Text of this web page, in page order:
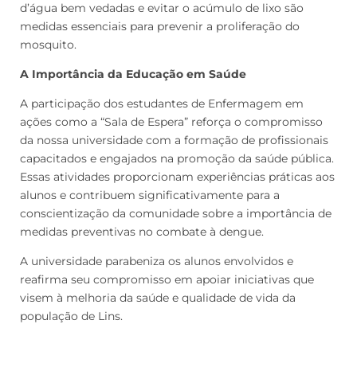
d’água bem vedadas e evitar o acúmulo de lixo são
medidas essenciais para prevenir a proliferação do
mosquito.
A Importância da Educação em Saúde
A participação dos estudantes de Enfermagem em
ações como a “Sala de Espera” reforça o compromisso
da nossa universidade com a formação de profissionais
capacitados e engajados na promoção da saúde pública.
Essas atividades proporcionam experiências práticas aos
alunos e contribuem significativamente para a
conscientização da comunidade sobre a importância de
medidas preventivas no combate à dengue.
A universidade parabeniza os alunos envolvidos e
reafirma seu compromisso em apoiar iniciativas que
visem à melhoria da saúde e qualidade de vida da
população de Lins.